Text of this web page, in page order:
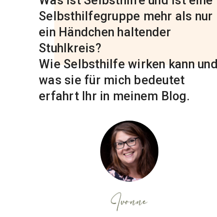
Selbsthilfegruppe mehr als nur
ein Händchen haltender
Stuhlkreis?
Wie Selbsthilfe wirken kann
was sie für mich bedeutet
erfahrt Ihr in meinem Blog.
Ivonne